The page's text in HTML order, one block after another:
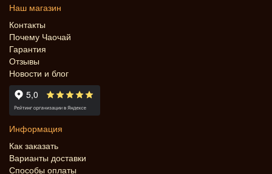
Наш магазин
Контакты
Почему Чаочай
Гарантия
Отзывы
Новости и блог
Информация
Как заказать
Варианты доставки
Способы оплаты